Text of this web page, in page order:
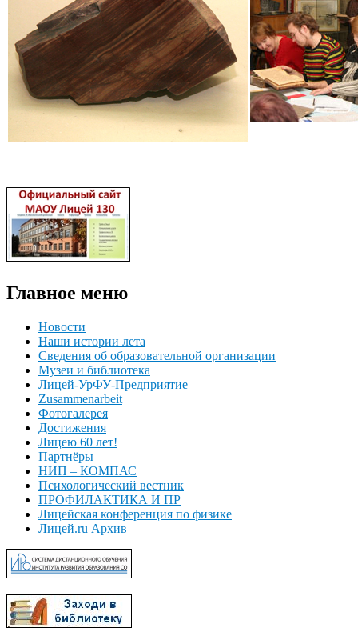
Главное меню
Новости
Наши истории лета
Сведения об образовательной организации
Музеи и библиотека
Лицей-УрФУ-Предприятие
Zusammenarbeit
Фотогалерея
Достижения
Лицею 60 лет!
Партнёры
НИП – КОМПАС
Психологический вестник
ПРОФИЛАКТИКА И ПР
Лицейская конференция по физике
Лицей.ru Архив